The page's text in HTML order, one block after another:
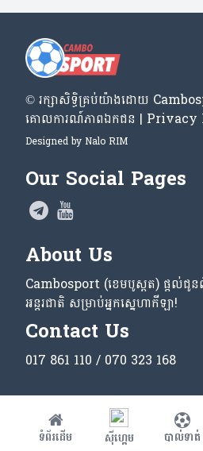
ទំព័រដើម ស៊ីហ្គេម បាល់ទាត់
© រក្សា​សិទ្ធិ​គ្រប់​យ៉ាង​ដោយ​
គោលការណ៍​ភាព​ឯកជន |
Designed by Nalo RIM
Our Social Pages
About Us
Cambosport (ខេមបូស្ពត) ផ្តល់ជូ
អន្តរជាតិ សម្រាប់អ្នកស្នេហាកីឡា!
Contact Us
017 861 110 / 070 323 168